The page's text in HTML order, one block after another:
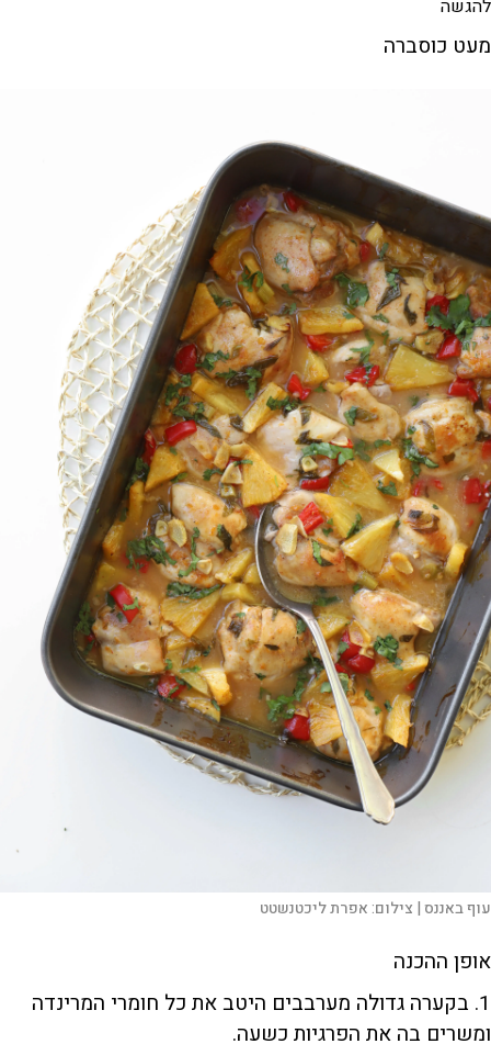
להגשה
מעט כוסברה
עוף באננס | צילום:אפרת ליכטנשטט
אופן ההכנה
1. בקערה גדולה מערבבים היטב את כל חומרי המרינדה
ומשרים בה את הפרגיות כשעה.